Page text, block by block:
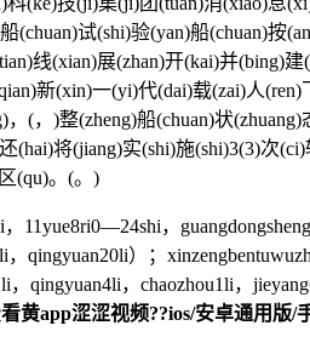
试(shi)验(yan)船(chuan)按
线(xian)展(zhan)开(kai)并(bing)
新(xin)一(yi)代(dai)载(zai)人
(，)整(zheng)船(chuan)状
(hai)将(jiang)实(shi)施(shi)3(3)次
(qu)。(。)
，guangdongsheng
qingyuan20li）；
qingyuan4li，chaozhou1li，
黄app涩涩视频??ios/安卓通用版/